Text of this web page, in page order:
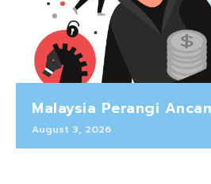
Malaysia Perangi
August 3, 2026